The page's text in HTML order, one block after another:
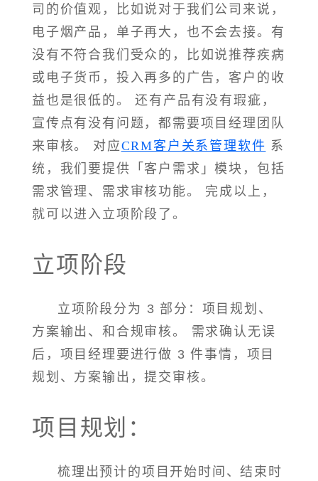
司的价值观，比如说对于我们公司来说，
电子烟产品，单子再大，也不会去接。有
没有不符合我们受众的，比如说推荐疾病
或电子货币，投入再多的广告，客户的收
益也是很低的。 还有产品有没有瑕疵，
宣传点有没有问题，都需要项目经理团队
来审核。 对应CRM客户关系管理软件 系
统，我们要提供「客户需求」模块，包括
需求管理、需求审核功能。 完成以上，
就可以进入立项阶段了。
立项阶段
立项阶段分为 3 部分：项目规划、
方案输出、和合规审核。 需求确认无误
后，项目经理要进行做 3 件事情，项目
规划、方案输出，提交审核。
项目规划：
梳理出预计的项目开始时间、结束时